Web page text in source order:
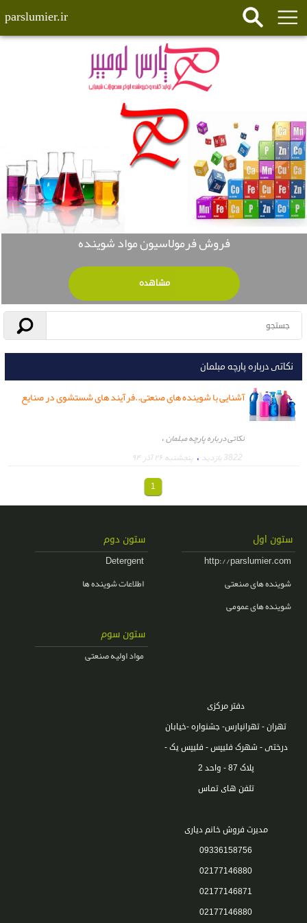
parslumier.ir
فروش فرمولاسیون مواد شوینده
مشاهده
نکاتی درباره پارچه مبلمان
آشنایی با شوینده های صنعتی..فرآیند های شستشوی در صنایع
نکاتی درباره پارچه مبلمان،
3822 بازدید ، پنجشنبه ۲۶ آذر ۹۴
1
ستون اول
http://parslumier.com
شوینده های صنعتی
شوینده های عمومی
ستون دوم
Detergent
اطلاعات شوینده ها
ستون سوم
مواد اولیه صنعتی
دفتر مرکزی
تهران - تهرانپارس- جشنواره -خیابان
درختی - شهرک فلیپس - فلیپس یک -
پلاک 87 - واحد 2
تلفن های تماس
مدیرت فروش خانم دیاری
09336158756
02177146880
02177146871
02177146880